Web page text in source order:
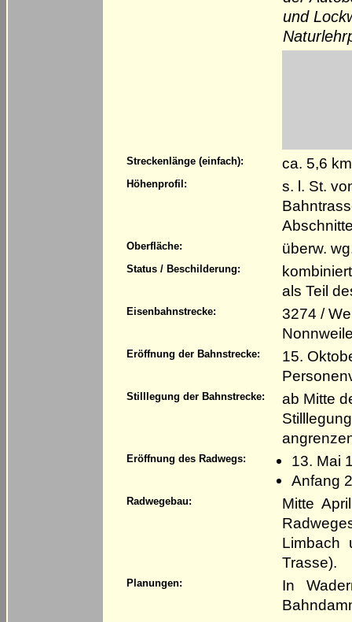
und
Streckenlänge (einfach): ca. 5,6
Höhenprofil:
s. l. St.
Oberfläche: überw.
Status / Beschilderung:
als Teil
Eisenbahnstrecke:
3274 /
Eröffnung der Bahnstrecke:
15.
Stilllegung der Bahnstrecke:
ab Mitte
Eröffnung des Radwegs:
13. Mai
Anfang
Radwegebau:
Mitte
Limbach
Trasse).
Planungen:
In